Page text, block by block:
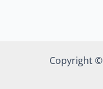
Copyright ©